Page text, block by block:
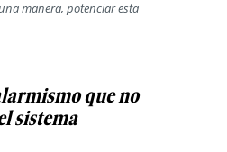
manera, potenciar esta
que no
sistema